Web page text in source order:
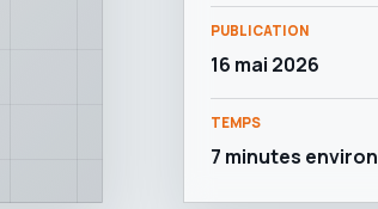
PUBLICATION
16 mai 2026
TEMPS
7 minutes environ